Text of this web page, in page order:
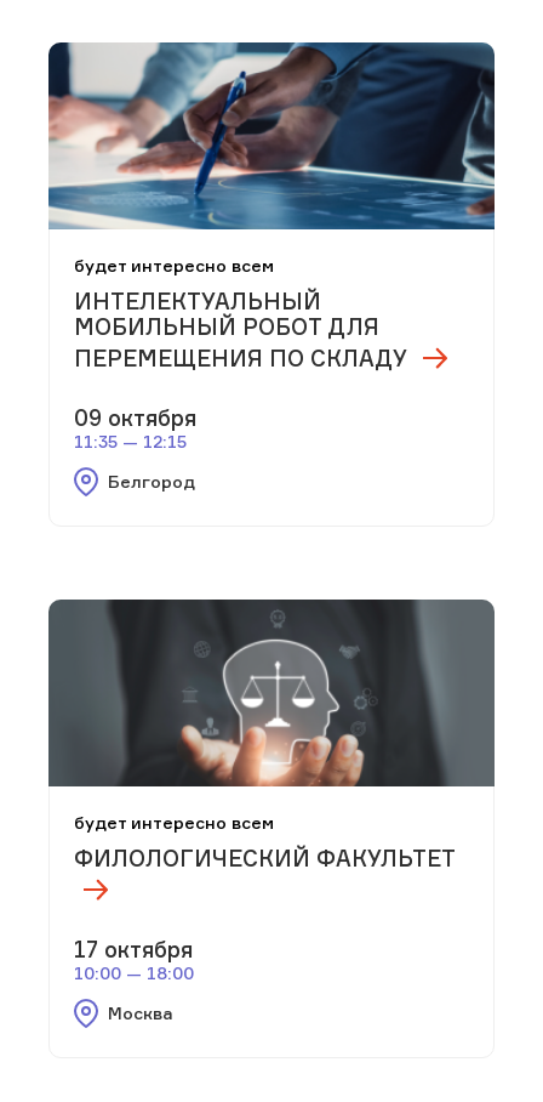
будет интересно всем
ИНТЕЛЕКТУАЛЬНЫЙ
МОБИЛЬНЫЙ РОБОТ ДЛЯ
ПЕРЕМЕЩЕНИЯ ПО СКЛАДУ
09 октября
11:35 — 12:15
Белгород
будет интересно всем
ФИЛОЛОГИЧЕСКИЙ ФАКУЛЬТЕТ
17 октября
10:00 — 18:00
Москва